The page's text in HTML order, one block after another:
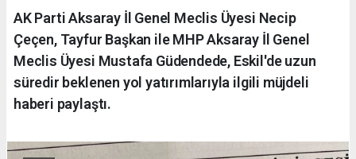
AK Parti Aksaray İl Genel Meclis Üyesi Necip
Çeçen, Tayfur Başkan ile MHP Aksaray İl Genel
Meclis Üyesi Mustafa Güdendede, Eskil'de uzun
süredir beklenen yol yatırımlarıyla ilgili müjdeli
haberi paylaştı.